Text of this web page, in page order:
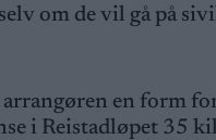
om de vil gå på
arrangøren en form
i Reistadløpet 35